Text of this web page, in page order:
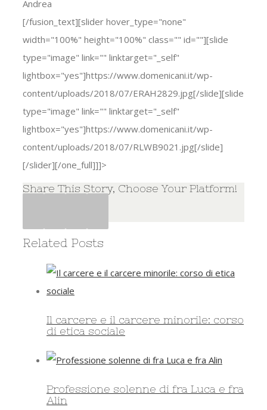
Andrea
[/fusion_text][slider hover_type="none"
width="100%" height="100%" class="" id=""][slide
type="image" link="" linktarget="_self"
lightbox="yes"]https://www.domenicani.it/wp-
content/uploads/2018/07/ERAH2829.jpg[/slide][slide
type="image" link="" linktarget="_self"
lightbox="yes"]https://www.domenicani.it/wp-
content/uploads/2018/07/RLWB9021.jpg[/slide]
[/slider][/one_full]]]>
Share This Story, Choose Your Platform!
Related Posts
Il carcere e il carcere minorile: corso
di etica sociale
Professione solenne di fra Luca e fra
Alin